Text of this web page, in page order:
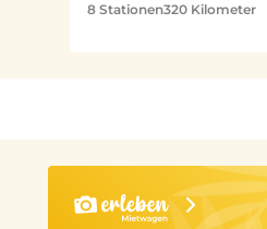
8 Stationen320 Kilometer